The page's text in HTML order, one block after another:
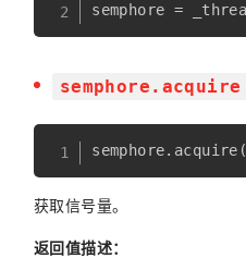
semphore.acquire
semphore. acquire (
获取信号量。
返回值描述：